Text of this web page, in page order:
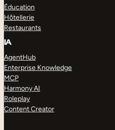
Éducation
Hôtellerie
Restaurants
IA
AgentHub
Enterprise Knowledge
MCP
Harmony AI
Roleplay
Content Creator